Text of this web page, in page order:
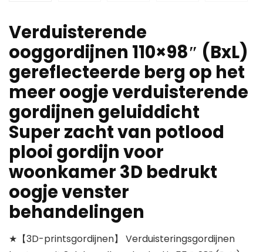
Verduisterende
ooggordijnen 110×98″ (BxL)
gereflecteerde berg op het
meer oogje verduisterende
gordijnen geluiddicht
Super zacht van potlood
plooi gordijn voor
woonkamer 3D bedrukt
oogje venster
behandelingen
★【3D-printsgordijnen】 Verduisteringsgordijnen